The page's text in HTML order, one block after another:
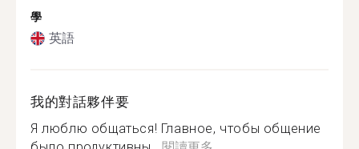
學
英語
我的對話夥伴要
Я люблю общаться! Главное, чтобы общение